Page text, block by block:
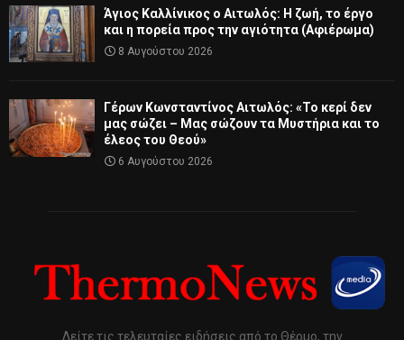
Άγιος Καλλίνικος ο Αιτωλός: Η ζωή, το έργο
και η πορεία προς την αγιότητα (Αφιέρωμα)
8 Αυγούστου 2026
Γέρων Κωνσταντίνος Αιτωλός: «Το κερί δεν
μας σώζει – Μας σώζουν τα Μυστήρια και το
έλεος του Θεού»
6 Αυγούστου 2026
Δείτε τις τελευταίες ειδήσεις από το Θέρμο, την